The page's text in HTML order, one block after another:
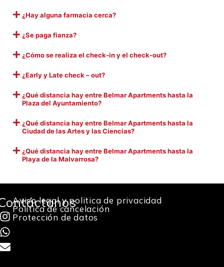
¿Hay alguna farmacia cerca?
¿Se paga fianza?
¿Cómo se realiza el check-in y el check-out?
¿Early y Late check – out?
¿Qué distancia hay entre Belmar Apartments hasta la
Plaza del Ayuntamiento?
¿Qué distancia hay entre Belmar Apartments hasta la
Ciudad de las Artes y las Ciencias?
¿Qué distancia hay entre Belmar Apartments hasta la
Playa de la Malvarrosa?
Aviso legal y politica de privacidad
Política de cancelación
Protección de datos